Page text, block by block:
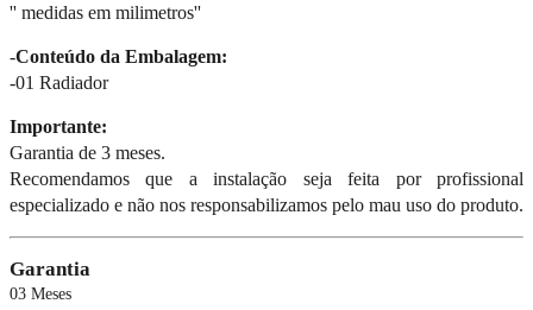
'' medidas em milimetros''
-Conteúdo da Embalagem:
-01 Radiador
Importante:
Garantia de 3 meses.
Recomendamos que a instalação seja feita por profissional
especializado e não nos responsabilizamos pelo mau uso do produto.
Garantia
03 Meses